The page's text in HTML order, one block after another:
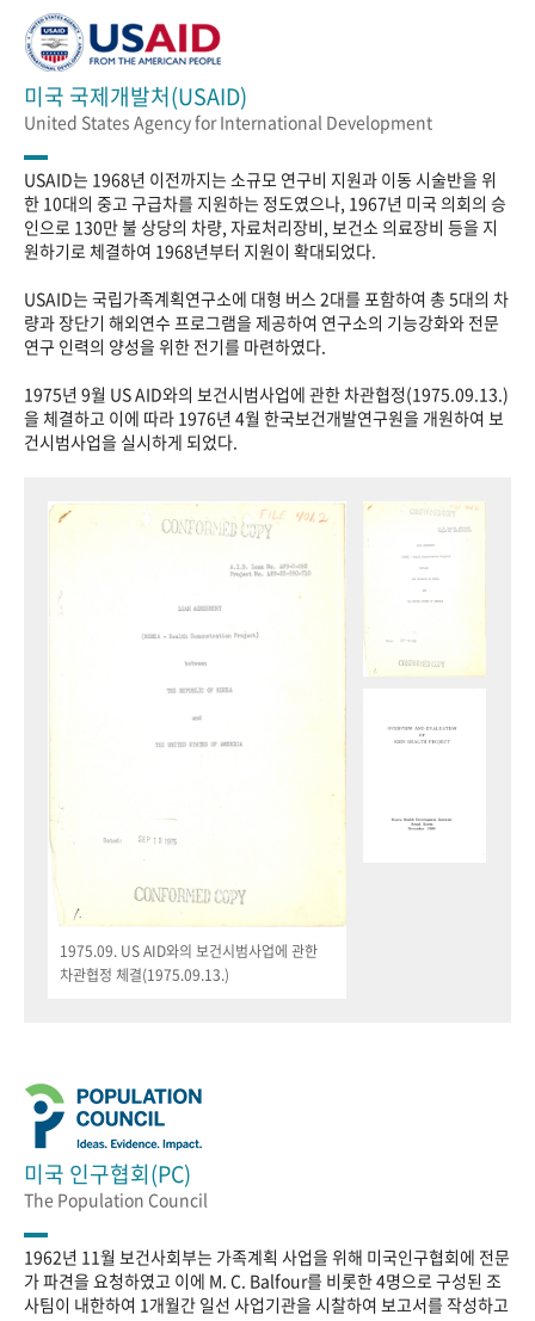
미국 국제개발처(USAID)
United States Agency for International Development
USAID는 1968년 이전까지는 소규모 연구비 지원과 이동 시술반을 위
한 10대의 중고 구급차를 지원하는 정도였으나, 1967년 미국 의회의 승
인으로 130만 불 상당의 차량, 자료처리장비, 보건소 의료장비 등을 지
원하기로 체결하여 1968년부터 지원이 확대되었다.
USAID는 국립가족계획연구소에 대형 버스 2대를 포함하여 총 5대의 차
량과 장단기 해외연수 프로그램을 제공하여 연구소의 기능강화와 전문
연구 인력의 양성을 위한 전기를 마련하였다.
1975년 9월 US AID와의 보건시범사업에 관한 차관협정(1975.09.13.)
을 체결하고 이에 따라 1976년 4월 한국보건개발연구원을 개원하여 보
건시범사업을 실시하게 되었다.
1975.09. US AID와의 보건시범사업에 관한
차관협정 체결(1975.09.13.)
미국 인구협회(PC)
The Population Council
1962년 11월 보건사회부는 가족계획 사업을 위해 미국인구협회에 전문
가 파견을 요청하였고 이에 M. C. Balfour를 비롯한 4명으로 구성된 조
사팀이 내한하여 1개월간 일선 사업기관을 시찰하여 보고서를 작성하고